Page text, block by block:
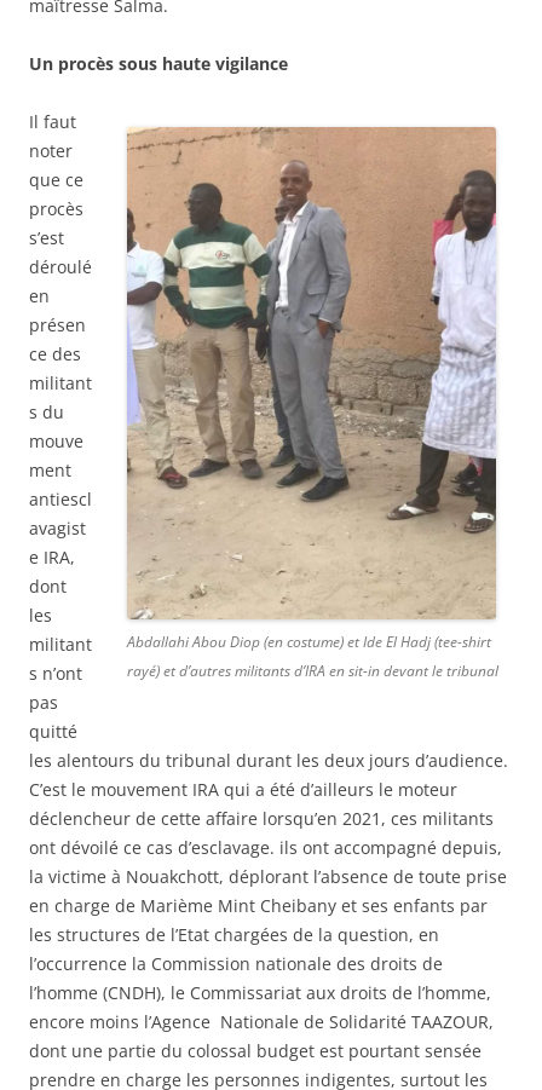
maîtresse Salma.
Un procès sous haute vigilance
Abdallahi Abou Diop (en costume) et Ide El Hadj (tee-shirt
rayé) et d’autres militants d’IRA en sit-in devant le tribunal
Il faut
noter
que ce
procès
s’est
déroulé
en
présen
ce des
militant
s du
mouve
ment
antiescl
avagist
e IRA,
dont
les
militant
s n’ont
pas
quitté
les alentours du tribunal durant les deux jours d’audience.
C’est le mouvement IRA qui a été d’ailleurs le moteur
déclencheur de cette affaire lorsqu’en 2021, ces militants
ont dévoilé ce cas d’esclavage. ils ont accompagné depuis,
la victime à Nouakchott, déplorant l’absence de toute prise
en charge de Marième Mint Cheibany et ses enfants par
les structures de l’Etat chargées de la question, en
l’occurrence la Commission nationale des droits de
l’homme (CNDH), le Commissariat aux droits de l’homme,
encore moins l’Agence Nationale de Solidarité TAAZOUR,
dont une partie du colossal budget est pourtant sensée
prendre en charge les personnes indigentes, surtout les